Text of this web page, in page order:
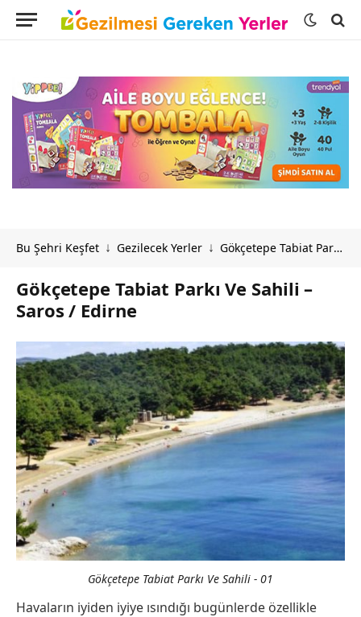
Bu Şehri Keşfet ↓ Gezilecek Yerler ↓ Gökçetepe Tabiat Parkı Ve Sahili – Saros / Edirne
Gökçetepe Tabiat Parkı Ve Sahili –
Saros / Edirne
Gökçetepe Tabiat Parkı Ve Sahili - 01
Havaların iyiden iyiye ısındığı bugünlerde özellikle